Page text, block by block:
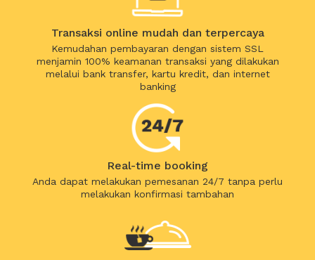
Transaksi online mudah dan terpercaya
Kemudahan pembayaran dengan sistem SSL
menjamin 100% keamanan transaksi yang dilakukan
melalui bank transfer, kartu kredit, dan internet
banking
Real-time booking
Anda dapat melakukan pemesanan 24/7 tanpa perlu
melakukan konfirmasi tambahan